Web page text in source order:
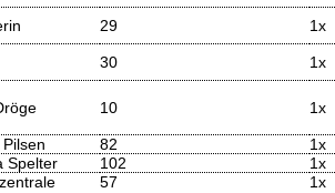
29
1x
30
1x
10 1x
82
1x
Spelter 102
1x
57 1x